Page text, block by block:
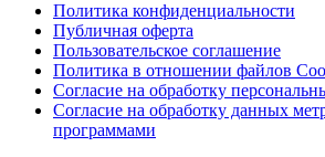
Политика конфиденциальности
Публичная оферта
Пользовательское соглашение
Политика в отношении файлов
Согласие на обработку
Согласие на обработку данных
программами